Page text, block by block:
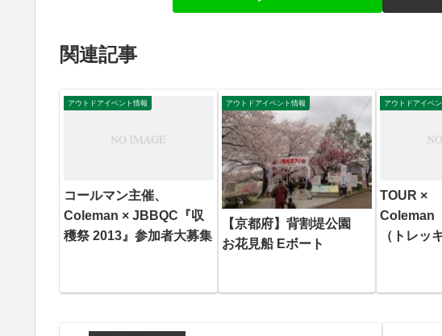
関連記事
アウトドアイベント情報
コールマン主催、
Coleman × JBBQC『収
穫祭 2013』参加者大募集
アウトドアイベント情報
【京都府】背割堤公園
お花見船 Eボート
アウトドアイベ
TOUR ×
Coleman
（トレッ